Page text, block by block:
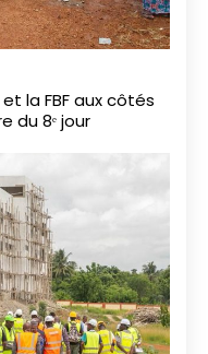
la FBF aux côtés
du 8ᵉ jour